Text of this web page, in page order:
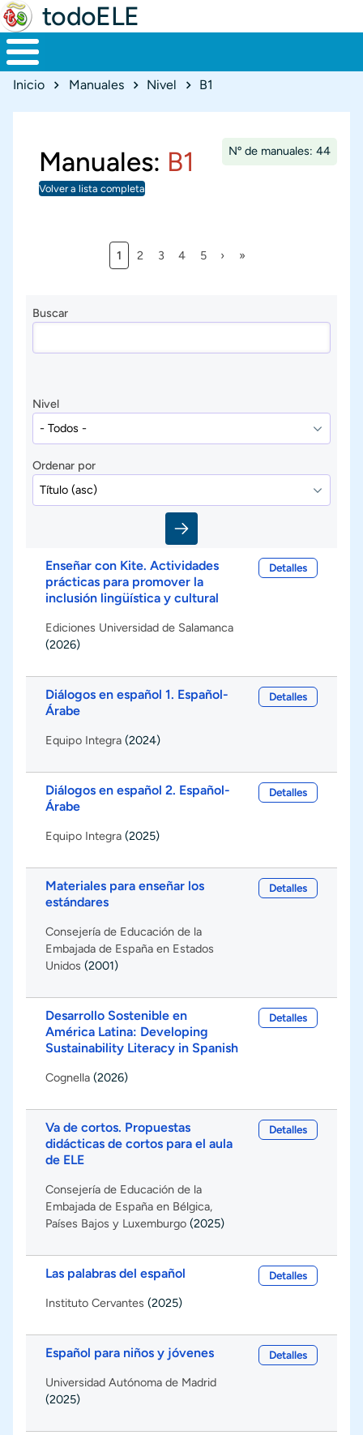
todoELE
Ruta de navegación
Inicio Manuales Nivel B1
Manuales: B1 Nº de manuales: 44
Volver a lista completa
Paginación
Página actual
1 Página
2 Página
3 Página
4 Página
5 Siguiente página
› Última página
»
Buscar
Nivel
Ordenar por
Enseñar con Kite. Actividades
prácticas para promover la
inclusión lingüística y cultural
Ediciones Universidad de Salamanca
(2026)
Detalles
Diálogos en español 1. Español-
Árabe
Equipo Integra (2024)
Detalles
Diálogos en español 2. Español-
Árabe
Equipo Integra (2025)
Detalles
Materiales para enseñar los
estándares
Consejería de Educación de la
Embajada de España en Estados
Unidos (2001)
Detalles
Desarrollo Sostenible en
América Latina: Developing
Sustainability Literacy in Spanish
Cognella (2026)
Detalles
Va de cortos. Propuestas
didácticas de cortos para el aula
de ELE
Consejería de Educación de la
Embajada de España en Bélgica,
Países Bajos y Luxemburgo (2025)
Detalles
Las palabras del español
Instituto Cervantes (2025)
Detalles
Español para niños y jóvenes
Universidad Autónoma de Madrid
(2025)
Detalles